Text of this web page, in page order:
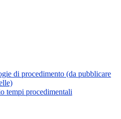
di procedimento (da pubblicare
tempi procedimentali